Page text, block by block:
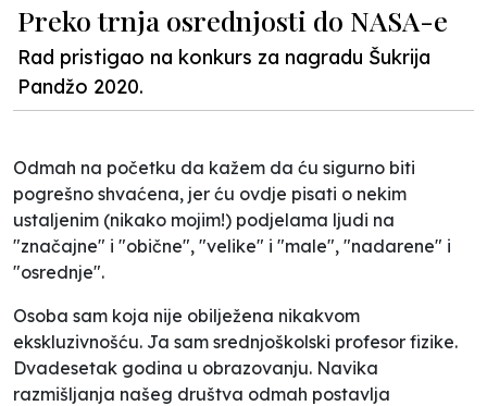
Preko trnja osrednjosti do NASA-e
Rad pristigao na konkurs za nagradu Šukrija
Pandžo 2020.
Odmah na početku da kažem da ću sigurno biti
pogrešno shvaćena, jer ću ovdje pisati o nekim
ustaljenim (nikako mojim!) podjelama ljudi na
"značajne" i "obične", "velike" i "male", "nadarene" i
"osrednje".
Osoba sam koja nije obilježena nikakvom
ekskluzivnošću. Ja sam srednjoškolski profesor fizike.
Dvadesetak godina u obrazovanju. Navika
razmišljanja našeg društva odmah postavlja